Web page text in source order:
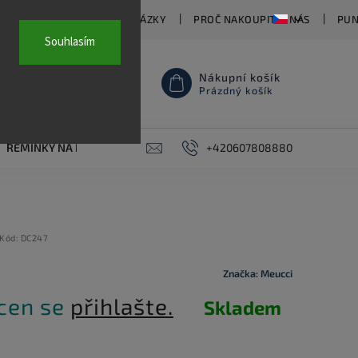
Souhlasím
ČASTO KLADENÉ OTÁZKY PROČ NAKOUPIT U NÁS
Nákupní košík
Prázdný košík
ŘEMÍNKY NA HODINKY AKCE PIERCING
+420607808880
Kód: DC247
Značka: Meucci
se přihlašte. Skladem